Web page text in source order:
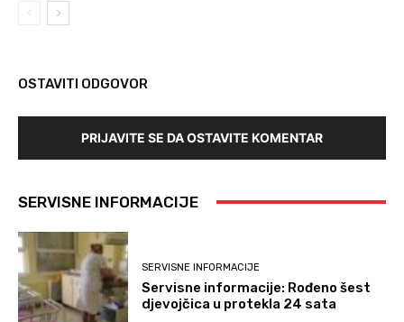
OSTAVITI ODGOVOR
PRIJAVITE SE DA OSTAVITE KOMENTAR
SERVISNE INFORMACIJE
SERVISNE INFORMACIJE
Servisne informacije: Rođeno šest
djevojčica u protekla 24 sata